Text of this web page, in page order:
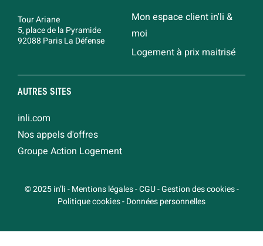
Tour Ariane
5, place de la Pyramide
92088 Paris La Défense
Mon espace client in'li &
moi
Logement à prix maitrisé
AUTRES SITES
inli.com
Nos appels d'offres
Groupe Action Logement
© 2025 in’li-Mentions légales-CGU-Gestion des cookies-
Politique cookies-Données personnelles